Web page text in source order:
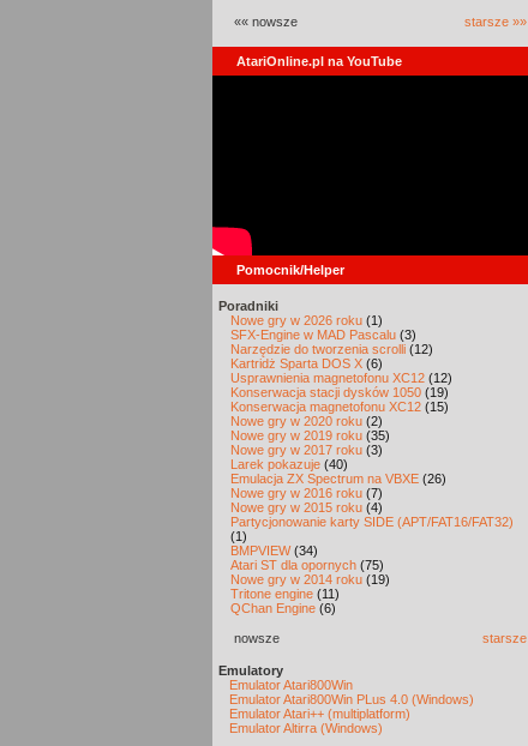
«« nowsze starsze »»
AtariOnline.pl na YouTube
Pomocnik/Helper
Poradniki
Nowe gry w 2026 roku (1)
SFX-Engine w MAD Pascalu (3)
Narzędzie do tworzenia scrolli (12)
Kartridż Sparta DOS X (6)
Usprawnienia magnetofonu XC12 (12)
Konserwacja stacji dysków 1050 (19)
Konserwacja magnetofonu XC12 (15)
Nowe gry w 2020 roku (2)
Nowe gry w 2019 roku (35)
Nowe gry w 2017 roku (3)
Larek pokazuje (40)
Emulacja ZX Spectrum na VBXE (26)
Nowe gry w 2016 roku (7)
Nowe gry w 2015 roku (4)
Partycjonowanie karty SIDE (APT/FAT16/FAT32)
(1)
BMPVIEW(34)
Atari ST dla opornych (75)
Nowe gry w 2014 roku (19)
Tritone engine (11)
QChan Engine (6)
nowsze starsze
Emulatory
Emulator Atari800Win
Emulator Atari800Win PLus 4.0 (Windows)
Emulator Atari++ (multiplatform)
Emulator Altirra (Windows)